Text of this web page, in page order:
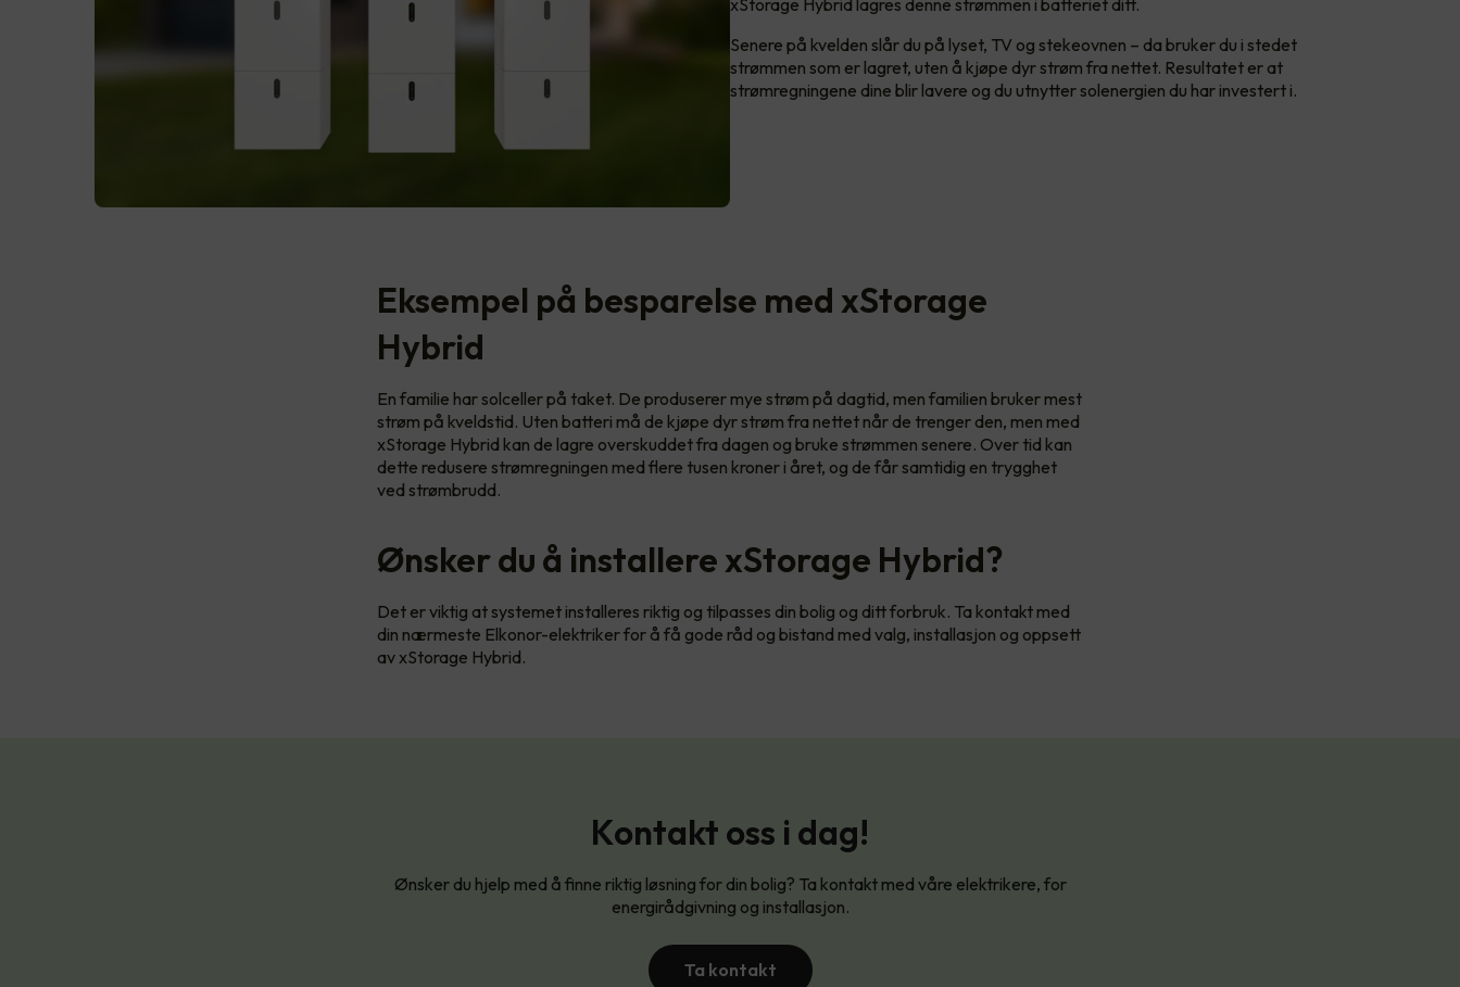
Senere på kvelden slår du på lyset, TV og stekeovnen – da bruker du i stedet
strømmen som er lagret, uten å kjøpe dyr strøm fra nettet. Resultatet er at
strømregningene dine blir lavere og du utnytter solenergien du har investert i.
Eksempel på besparelse med xStorage
Hybrid
En familie har solceller på taket. De produserer mye strøm på dagtid, men familien bruker mest
strøm på kveldstid. Uten batteri må de kjøpe dyr strøm fra nettet når de trenger den, men med
xStorage Hybrid kan de lagre overskuddet fra dagen og bruke strømmen senere. Over tid kan
dette redusere strømregningen med flere tusen kroner i året, og de får samtidig en trygghet
ved strømbrudd.
Ønsker du å installere xStorage Hybrid?
Det er viktig at systemet installeres riktig og tilpasses din bolig og ditt forbruk. Ta kontakt med
din nærmeste Elkonor-elektriker for å få gode råd og bistand med valg, installasjon og oppsett
av xStorage Hybrid.
Kontakt oss i dag!
Ønsker du hjelp med å finne riktig løsning for din bolig? Ta kontakt med våre elektrikere, for
energirådgivning og installasjon.
Ta kontakt